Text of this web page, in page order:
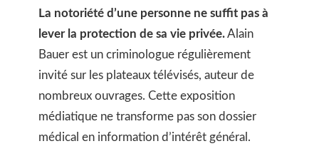
La notoriété d’une personne ne suffit pas à
lever la protection de sa vie privée.Alain
Bauer est un criminologue régulièrement
invité sur les plateaux télévisés, auteur de
nombreux ouvrages. Cette exposition
médiatique ne transforme pas son dossier
médical en information d’intérêt général.